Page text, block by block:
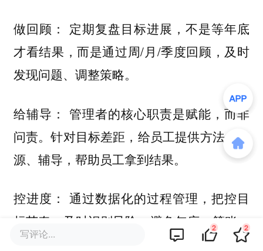
做回顾： 定期复盘目标进展，不是等年底
才看结果，而是通过周/月/季度回顾，及时
发现问题、调整策略。
给辅导： 管理者的核心职责是赋能，而非
问责。针对目标差距，给员工提供方法、资
源、辅导，帮助员工拿到结果。
控进度： 通过数据化的过程管理，把控目
标节奏，及时识别风险，避免年底一算账，
目标全泡汤。
写评论... 2 2